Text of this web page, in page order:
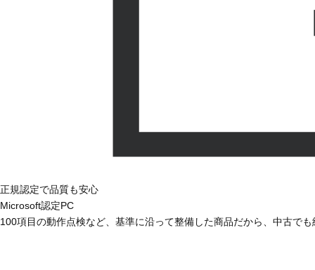
正規認定で品質も安心
Microsoft認定PC
100項目の動作点検など、基準に沿って整備した商品だから、中古で